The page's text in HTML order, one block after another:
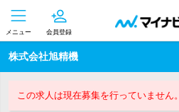
メニュー 会員登録
株式会社旭精機
この求人は現在募集を行っていません。